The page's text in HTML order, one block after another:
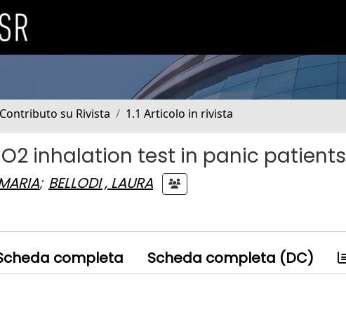
su Rivista 1.1 Articolo in rivista
O2 inhalation test in panic patients
; BELLODI , LAURA
completa Scheda completa (DC)